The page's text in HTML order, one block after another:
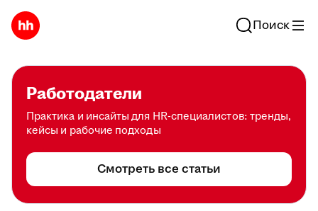
Поиск
Работодатели
Практика и инсайты для HR-специалистов: тренды,
кейсы и рабочие подходы
Смотреть все статьи